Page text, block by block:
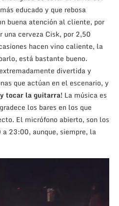
educado y que rebosa
buena atención al cliente, por
una cerveza Cisk, por 2,50
hacen vino caliente, la
está bastante bueno.
divertida y
que actúan en el escenario, y
tocar la guitarra! La música es
los bares en los que
El micrófono abierto, son los
23:00, aunque, siempre, la